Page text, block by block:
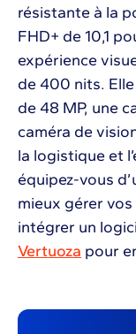
résistante à la
FHD+ de 10,1
expérience
de 400 nits.
de 48 MP, une
caméra de
la logistique et
équipez-vous
mieux gérer vos
intégrer un
Vertuoza pour